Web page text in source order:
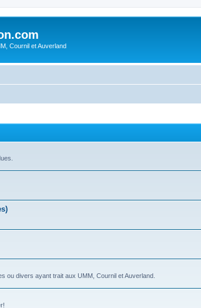
Cournil et Auverland
ou divers ayant trait aux UMM, Cournil et Auverland.